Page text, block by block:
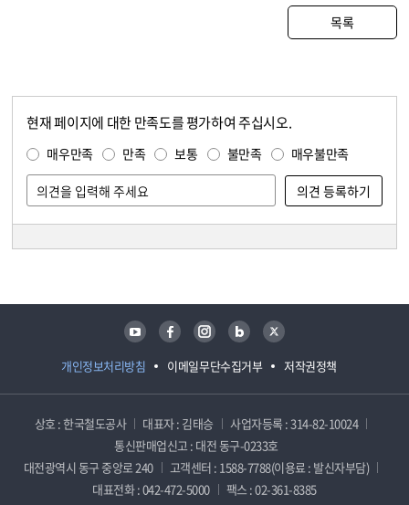
목록
현재 페이지에 대한 만족도를 평가하여 주십시오.
매우만족 만족 보통 불만족 매우불만족
개인정보처리방침 이메일무단수집거부 저작권정책
유튜브 페이스북 인스타그램 블로그 트위터
상호 : 한국철도공사 대표자 : 김태승
사업자등록 : 314-82-10024
통신판매업신고 : 대전 동구-0233호
대전광역시 동구 중앙로 240
고객센터 : 1588-7788(이용료 : 발신자부담)
대표전화 : 042-472-5000
팩스 : 02-361-8385